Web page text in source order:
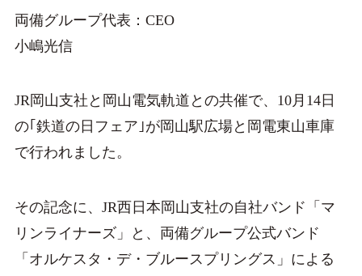
両備グループ代表：CEO
小嶋光信
JR岡山支社と岡山電気軌道との共催で、10月14日
の｢鉄道の日フェア｣が岡山駅広場と岡電東山車庫
で行われました。
その記念に、JR西日本岡山支社の自社バンド「マ
リンライナーズ」と、両備グループ公式バンド
「オルケスタ・デ・ブルースプリングス」による